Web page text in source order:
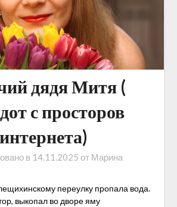
дядя Митя (
с просторов
интернета)
в 14.11.2025 от Марина
переулку пропала вода.
выкопал во дворе яму